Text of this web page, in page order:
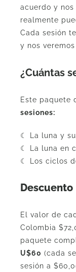
acuerdo y
realmente
Cada sesión
y nos
¿Cuántas
Este paquete
sesiones:
☾ La luna y
☾ La luna en
☾ Los ciclos
Descuento
El valor de
Colombia
paquete
U$60 (cada
sesión a